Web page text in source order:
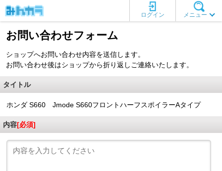
メニュー
ログイン
お問い合わせフォーム
ショップへお問い合わせ内容を送信します。
お問い合わせ後はショップから折り返しご連絡いたします。
タイトル
ホンダ S660 Jmode S660フロントハーフスポイラーAタイプ
内容[必須]